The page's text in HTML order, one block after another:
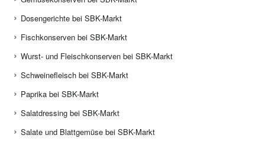
Dosengerichte bei SBK-Markt
Fischkonserven bei SBK-Markt
Wurst- und Fleischkonserven bei SBK-Markt
Schweinefleisch bei SBK-Markt
Paprika bei SBK-Markt
Salatdressing bei SBK-Markt
Salate und Blattgemüse bei SBK-Markt